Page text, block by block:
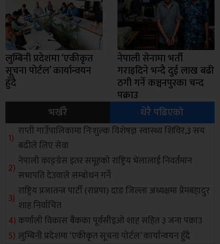
लुम्बिनी प्रदेशमा ‘एकीकृत
सूचना पोर्टल’ कार्यान्वयन
हुँदै
नेपाली सेनामा भर्ती
गराइदिने भन्दै दुई लाख बढी
ठगी गर्ने कञ्चनपुरका चन्द
पक्राउ
भर्खरै
धेरै पढिएको
राप्ती गाउँपालिकामा निःशुल्क विशेषज्ञ स्वास्थ्य शिविर,३ सय
बढीले लिए सेवा
नेपाली काङ्ग्रेस इतर समूहको राष्ट्रिय भेलालाई निवर्तमान
सभापति देउवाले सम्बोधन गर्ने
राष्ट्रिय प्रजातन्त्र पार्टी (राप्रपा) दाङ जिल्ला अध्यक्षमा प्रेमबहादुर
शाह निर्वाचित
कर्णाली विकास बैंकका पूर्वसीइओ शाह सहित ३ जना पक्राउ
लुम्बिनी प्रदेशमा ‘एकीकृत सूचना पोर्टल’ कार्यान्वयन हुँदै